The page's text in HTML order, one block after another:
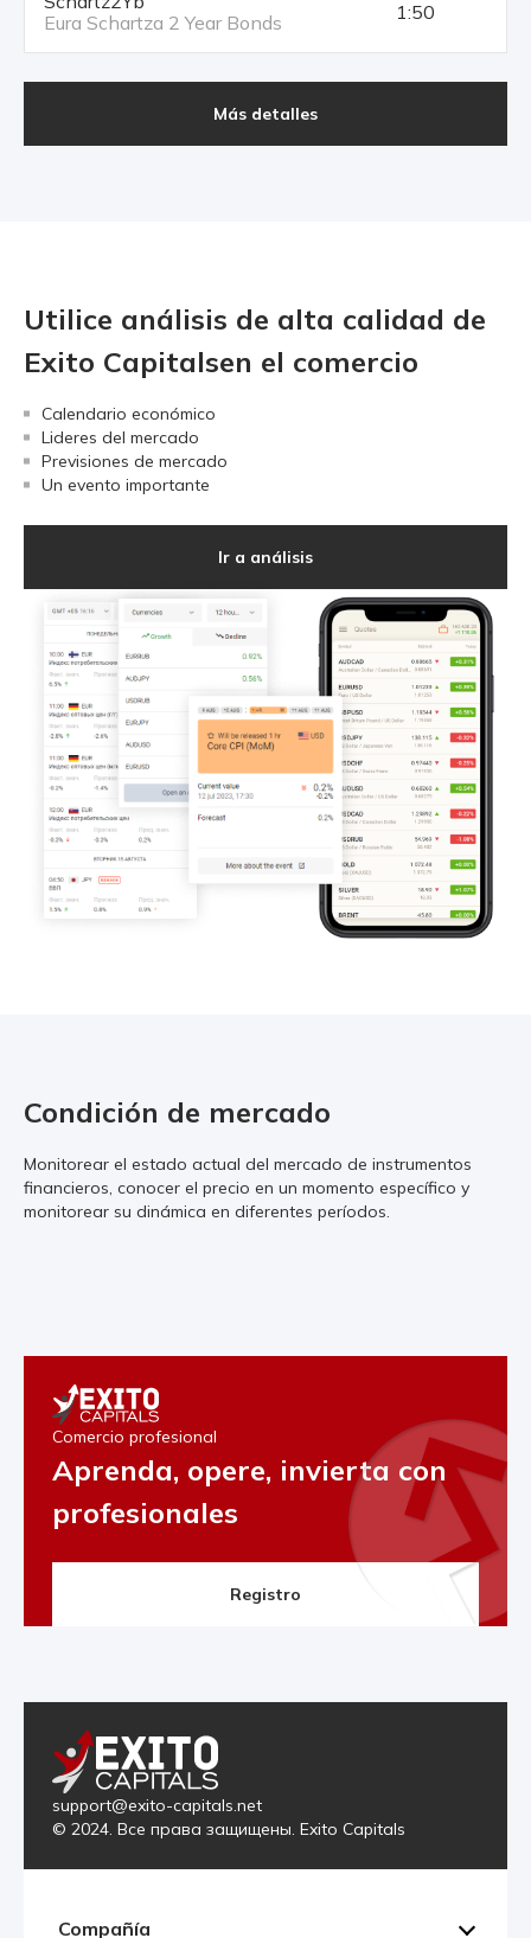
Eura Schartza 2 Year Bonds
1:50
Más detalles
Utilice análisis de alta calidad de
Exito Capitalsen el comercio
Calendario económico
Lideres del mercado
Previsiones de mercado
Un evento importante
Ir a análisis
Condición de mercado
Monitorear el estado actual del mercado de instrumentos
financieros, conocer el precio en un momento específico y
monitorear su dinámica en diferentes períodos.
Comercio profesional
Aprenda, opere, invierta con
profesionales
Registro
support@exito-capitals.net
© 2024. Все права защищены. Exito Capitals
Compañía